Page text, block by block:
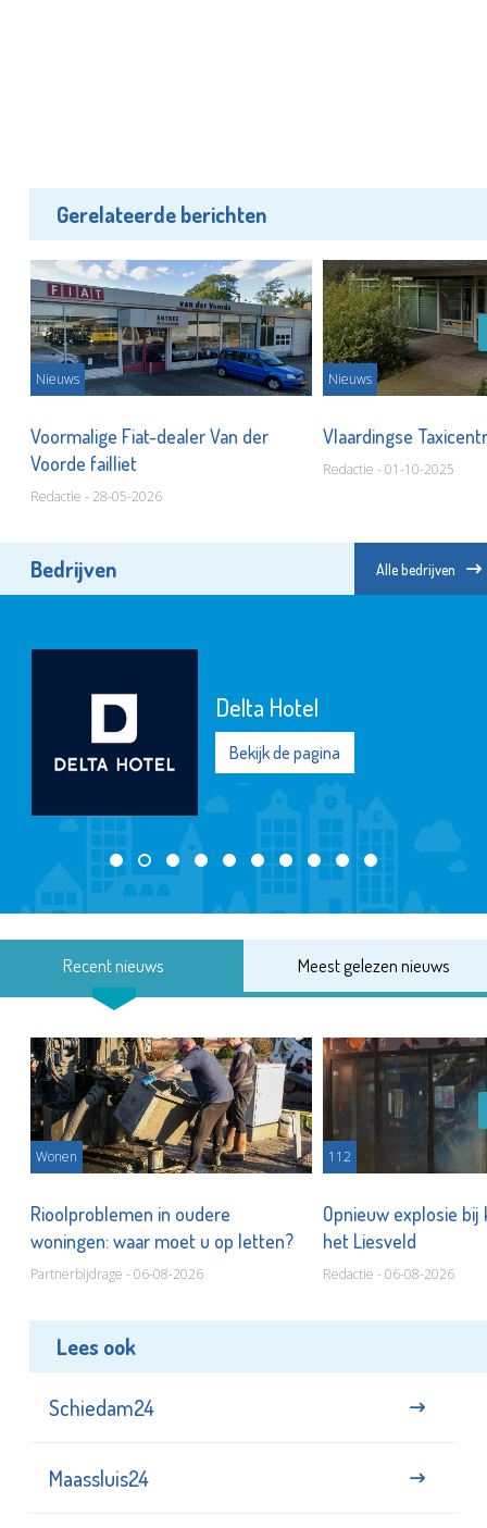
Gerelateerde berichten
Nieuws
Voormalige Fiat-dealer Van der
Voorde failliet
Redactie - 28-05-2026
Nieuws
Vlaardingse
Redactie - 01-10-2025
Bedrijven Alle bedrijven
Delta Hotel
Bekijk de pagina
Recent nieuws Meest gelezen nieuws
Wonen
Rioolproblemen in oudere
woningen: waar moet u op letten?
Partnerbijdrage - 06-08-2026
112
Opnieuw explosie bij
het Liesveld
Redactie - 06-08-2026
Lees ook
Schiedam24
Maassluis24